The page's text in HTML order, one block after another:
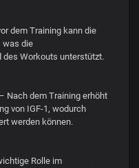
dem Training kann die
was die
Workouts unterstützt.
Nach dem Training erhöht
von IGF-1, wodurch
werden können.
Rolle im